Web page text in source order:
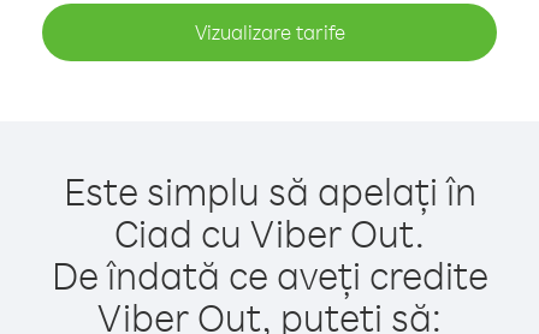
Vizualizare tarife
Este simplu să apelați în
Ciad cu Viber Out.
De îndată ce aveți credite
Viber Out, puteți să: